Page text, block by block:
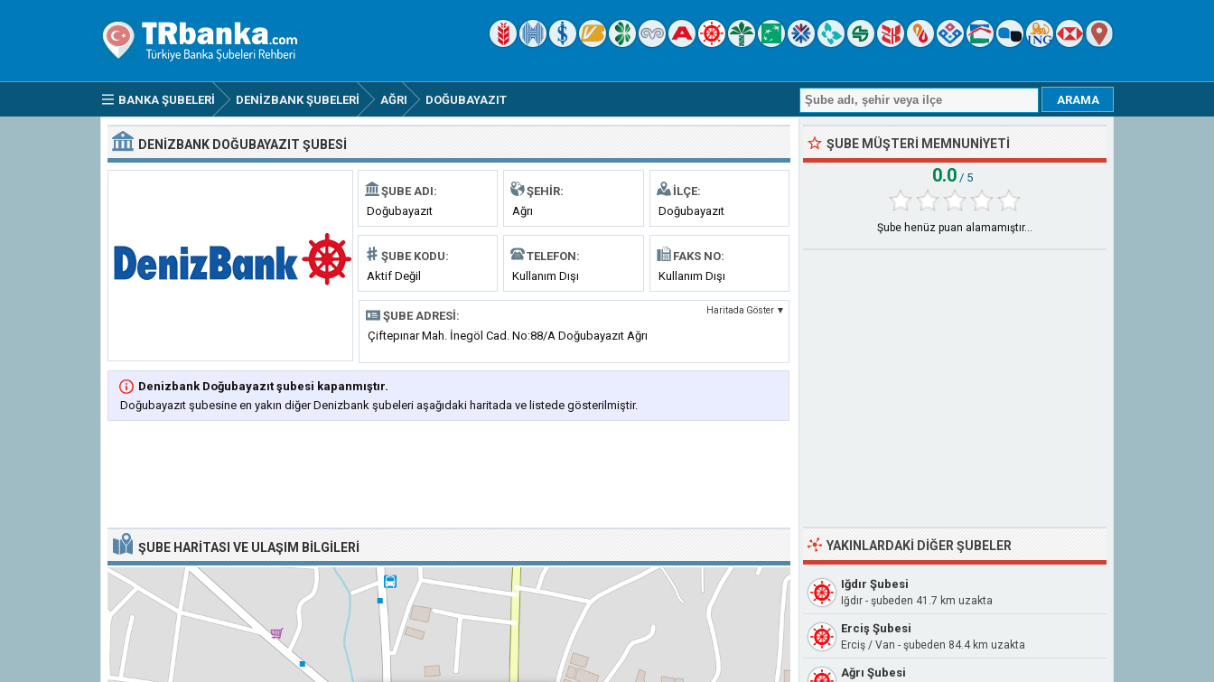
BANKA ŞUBELERI DENIZBANK ŞUBELERI AĞRI DOĞUBAYAZIT
DENIZBANK DOĞUBAYAZIT ŞUBESI
ŞUBE ADI:
Doğubayazıt
ŞEHIR:
Ağrı
İLÇE:
Doğubayazıt
ŞUBE KODU:
Aktif Değil
TELEFON:
Kullanım Dışı
FAKS NO:
Kullanım Dışı
ŞUBE ADRESI: Haritada Göster ▼
Çiftepınar Mah. İnegöl Cad. No:88/A Doğubayazıt Ağrı
Denizbank Doğubayazıt şubesi kapanmıştır.
Doğubayazıt şubesine en yakın diğer Denizbank şubeleri aşağıdaki haritada ve listede gösterilmiştir.
ŞUBE HARITASI VE ULAŞIM BILGILERI
ŞUBE MÜŞTERI MEMNUNIYETI
0.0 / 5
Şube henüz puan alamamıştır...
YAKINLARDAKI DIĞER ŞUBELER
Iğdır Şubesi
Iğdır - şubeden 41.7 km uzakta
Erciş Şubesi
Erciş / Van - şubeden 84.4 km uzakta
Ağrı Şubesi